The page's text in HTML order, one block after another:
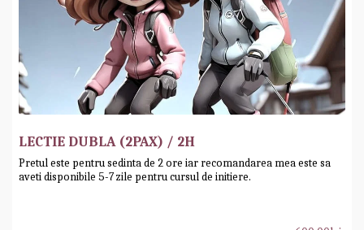
LECTIE DUBLA (2PAX) / 2H
Pretul este pentru sedinta de 2 ore iar recomandarea mea este sa
aveti disponibile 5-7 zile pentru cursul de initiere.